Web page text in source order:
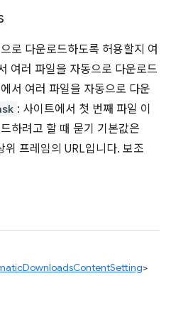
로 다운로드하도록 허용할지 여
여러 파일을 자동으로 다운로드
서 여러 파일을 자동으로 다운
: 사이트에서 첫 번째 파일 이
하려고 할 때 묻기 기본값은
위 프레임의 URL입니다. 보조
>